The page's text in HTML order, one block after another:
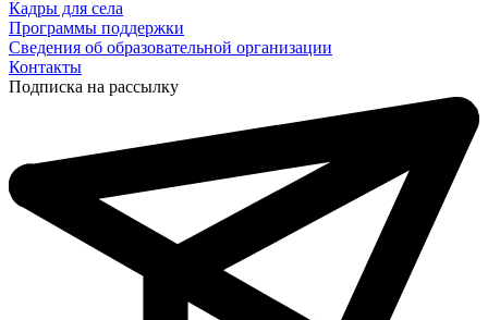
Кадры для села
Программы поддержки
Сведения об образовательной организации
Контакты
Подписка на рассылку